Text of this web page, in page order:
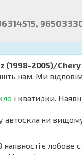
(1998-2005)/
нам. Ми
і кватирки.
автоскла ни
є лобове